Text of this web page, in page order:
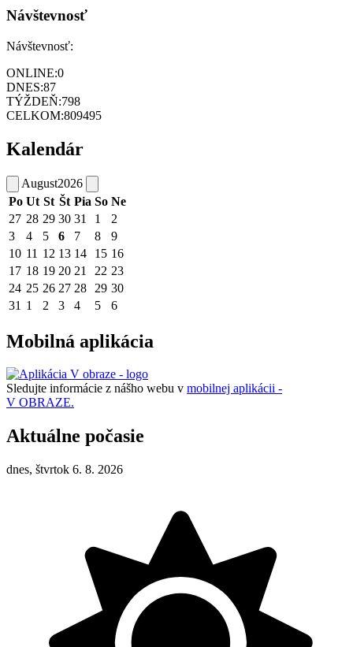
Návštevnosť
Návštevnosť:
ONLINE:0
DNES:87
TÝŽDEŇ:798
CELKOM:809495
Kalendár
August2026
Po Ut St Št Pia So Ne
27 28 29 30 31 1
2
3
4 5 6 7 8
9
10 11 12 13 14 15 16
17 18 19 20 21 22 23
24 25 26 27 28 29 30
31 1 2 3 4 5 6
Mobilná aplikácia
Sledujte informácie z nášho webu v mobilnej aplikácii -
V OBRAZE.
Aktuálne počasie
dnes, štvrtok 6. 8. 2026